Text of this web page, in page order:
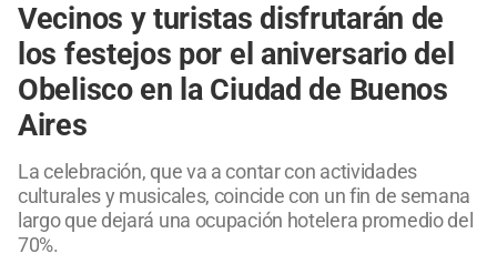
Vecinos y turistas disfrutarán de
los festejos por el aniversario del
Obelisco en la Ciudad de Buenos
Aires
La celebración, que va a contar con actividades
culturales y musicales, coincide con un fin de semana
largo que dejará una ocupación hotelera promedio del
70%.